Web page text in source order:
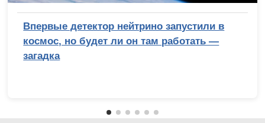
Впервые детектор нейтрино запустили в
космос, но будет ли он там работать —
загадка